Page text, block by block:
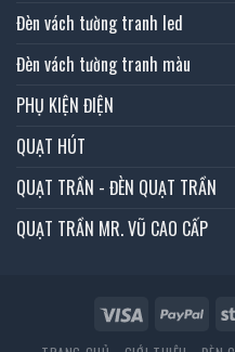
Đèn vách tường tranh led
Đèn vách tường tranh màu
PHỤ KIỆN ĐIỆN
QUẠT HÚT
QUẠT TRẦN - ĐÈN QUẠT TRẦN
QUẠT TRẦN MR. VŨ CAO CẤP